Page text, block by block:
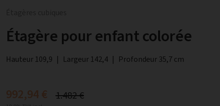
Étagère pour enfant colorée
Hauteur 109,9 | Largeur 142,4 | Profondeur 35,7 cm
992,94 € 1.482 €